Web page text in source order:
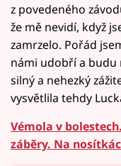
z povedeného
že mě nevidí, když
zamrzelo. Pořád
námi udobří a budu
silný a nehezký
vysvětlila tehdy
Vémola v
záběry. Na